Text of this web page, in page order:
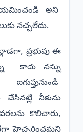
అని
నచ్చలేదు.
ప్రభువు ఈ
కాదు నన్ను
నీకును
కొలిచారు,
హెచ్చరించమని